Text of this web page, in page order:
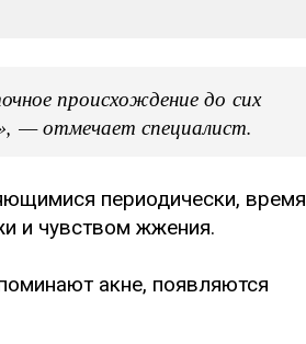
происхождение до сих
— отмечает специалист.
периодически, время
и чувством жжения.
акне, появляются